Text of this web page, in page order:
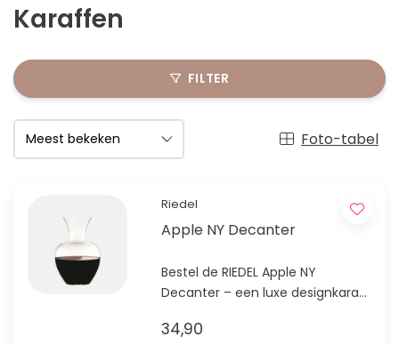
Karaffen
FILTER
Foto-tabel
Riedel
Apple NY Decanter
Bestel de RIEDEL Apple NY
Decanter – een luxe designkaraf
cadeau of eyecatcher op tafel
34,90